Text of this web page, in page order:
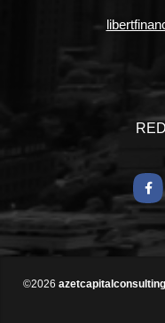
©2026